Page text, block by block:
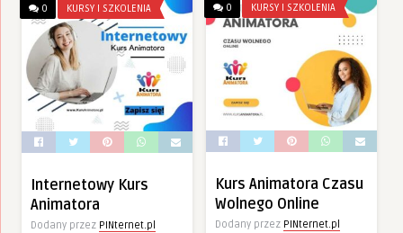
0 KURSY I SZKOLENIA
Kurs Animatora Czasu
Wolnego Online
Dodany przez PINternet.pl
0 KURSY I SZKOLENIA
Internetowy Kurs
Animatora
Dodany przez PINternet.pl